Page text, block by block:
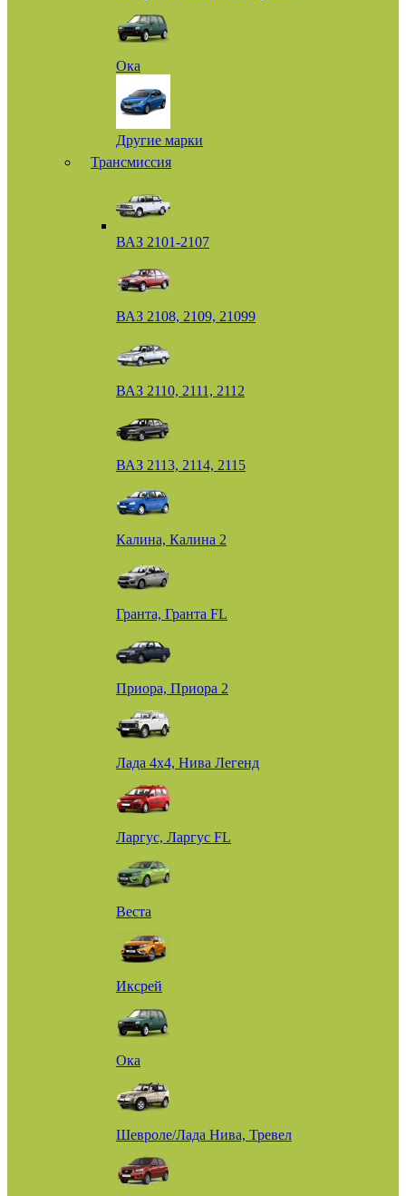
Ока
Другие марки
Трансмиссия
ВАЗ 2101-2107
ВАЗ 2108, 2109, 21099
ВАЗ 2110, 2111, 2112
ВАЗ 2113, 2114, 2115
Калина, Калина 2
Гранта, Гранта FL
Приора, Приора 2
Лада 4х4, Нива Легенд
Ларгус, Ларгус FL
Веста
Иксрей
Ока
Шевроле/Лада Нива, Тревел